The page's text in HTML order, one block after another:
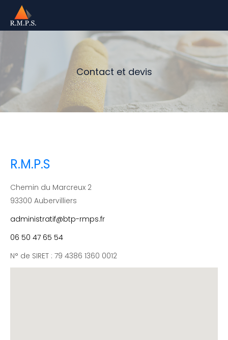
Contact et devis
R.M.P.S
Chemin du Marcreux 2
93300 Aubervilliers
administratif@btp-rmps.fr
06 50 47 65 54
N° de SIRET : 79 4386 1360 0012